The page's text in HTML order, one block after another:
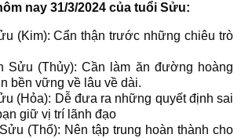
nay 31/3/2024 của tuổi Sửu:
(Kim): Cẩn thận trước những chiêu trò
Sửu (Thủy): Cần làm ăn đường hoàng
bền vững về lâu về dài.
(Hỏa): Dễ đưa ra những quyết định sai
giữ vị trí lãnh đạo
(Thổ): Nên tập trung hoàn thành cho